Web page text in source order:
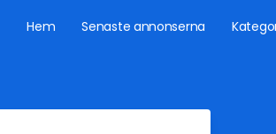
Hem Senaste annonserna